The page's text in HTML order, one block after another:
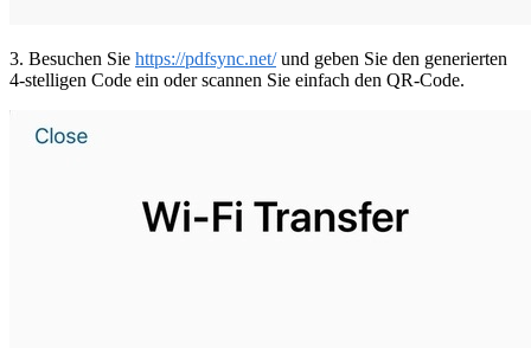
3. Besuchen Sie https://pdfsync.net/und geben Sie den generierten
4-stelligen Code ein oder scannen Sie einfach den QR-Code.